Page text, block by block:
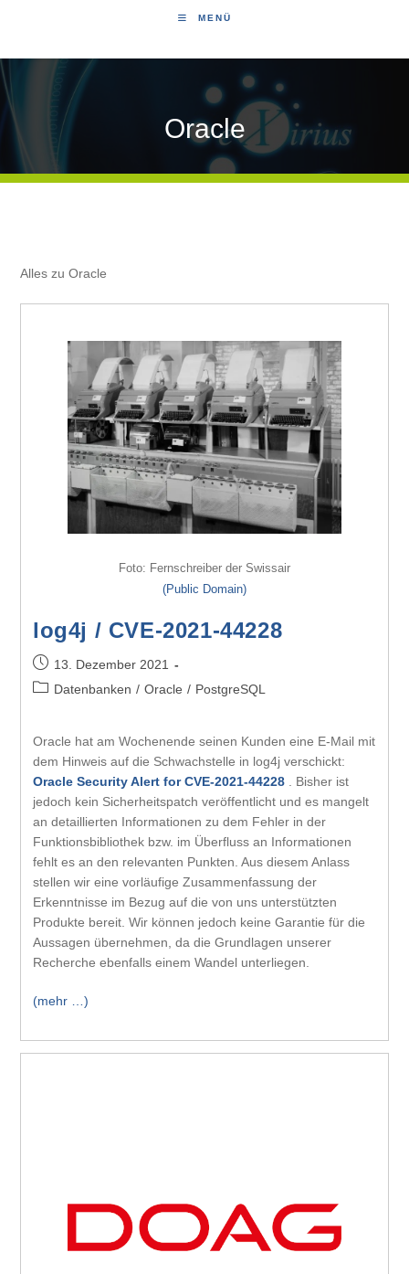
MENÜ
Oracle
Alles zu Oracle
Foto: Fernschreiber der Swissair
(Public Domain)
log4j / CVE-2021-44228
13. Dezember 2021
Datenbanken / Oracle / PostgreSQL
Oracle hat am Wochenende seinen Kunden eine E-Mail mit
dem Hinweis auf die Schwachstelle in log4j verschickt:
Oracle Security Alert for CVE-2021-44228. Bisher ist
jedoch kein Sicherheitspatch veröffentlicht und es mangelt
an detaillierten Informationen zu dem Fehler in der
Funktionsbibliothek bzw. im Überfluss an Informationen
fehlt es an den relevanten Punkten. Aus diesem Anlass
stellen wir eine vorläufige Zusammenfassung der
Erkenntnisse im Bezug auf die von uns unterstützten
Produkte bereit. Wir können jedoch keine Garantie für die
Aussagen übernehmen, da die Grundlagen unserer
Recherche ebenfalls einem Wandel unterliegen.
(mehr …)